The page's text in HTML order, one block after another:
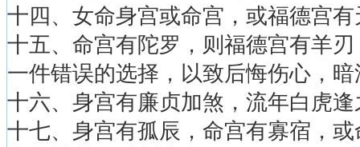
十四、女命身宫或命宫，或福德宫
十五、命宫有陀罗，则福德宫有羊
一件错误的选择，以致后悔伤心，
十六、身宫有廉贞加煞，流年白虎
十七、身宫有孤辰，命宫有寡宿，